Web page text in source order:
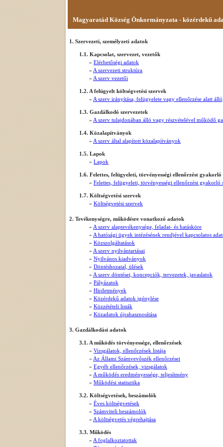
Magyaratád Község Önkormányzata - közérdekű
1. Szervezeti, személyzeti adatok
1.1. Kapcsolat, szervezet, vezetők
» Elérhetőségi adatok
» A szervezeti struktúra
» A szerv vezetői
1.2. A felügyelt költségvetési szervek
» A szerv irányítása, felügyelete vagy ellenőrzése alatt
1.3. Gazdálkodó szervezetek
» A szerv tulajdonában álló vagy részvételével működő
1.4. Közalapítványok
» A szerv által alapított közalapítványok
1.5. Lapok
» Lapok
1.6. Felettes, felügyeleti, törvényességi ellenőrzést gyakorló
» Felettes, felügyeleti, törvényességi ellenőrzést gyakorló
1.7. Költségvetési szervek
» Költségvetési szervek
2. Tevékenységre, működésre vonatkozó adatok
» A szerv alaptevékenysége, feladat- és hatásköre
» A hatósági ügyek intézésének rendjével kapcsolatos
» Közszolgáltatások
» A szerv nyilvántartásai
» Nyilvános kiadványok
» Döntéshozatal, ülések
» A szerv döntései, koncepciók, tervezetek, javaslatok
» Pályázatok
» Hirdetmények
» Közérdekű adatok igénylése
» Közzétételi listák
» Közadatok újrahasznosítása
3. Gazdálkodási adatok
3.1. A működés törvényessége, ellenőrzések
» Vizsgálatok, ellenőrzések listája
» Az Állami Számvevőszék ellenőrzései
» Egyéb ellenőrzések, vizsgálatok
» A működés eredményessége, teljesítmény
» Működési statisztika
3.2. Költségvetések, beszámolók
» Éves költségvetések
» Számviteli beszámolók
» A költségvetés végrehajtása
3.3. Működés
» A foglalkoztatottak